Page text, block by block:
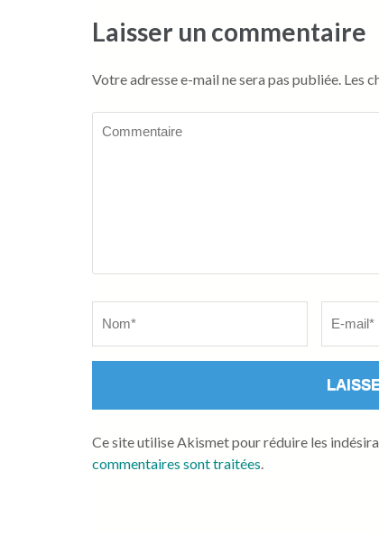
l’article
Laisser un commentaire
Votre adresse e-mail ne sera pas publiée. Les
Ce site utilise Akismet pour réduire les
commentaires sont traitées.